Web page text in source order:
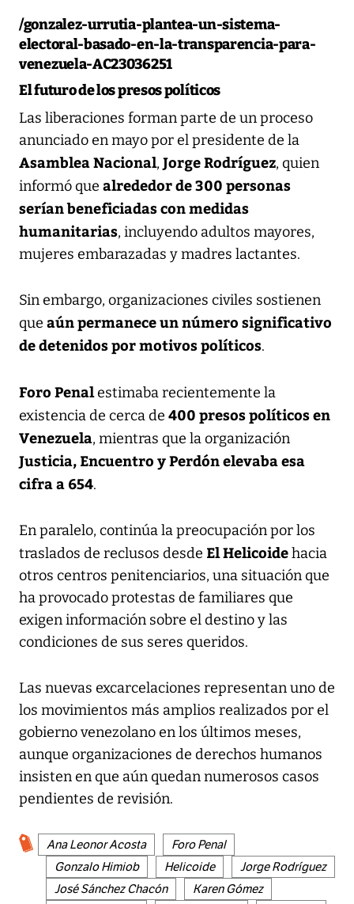
/gonzalez-urrutia-plantea-un-sistema-
electoral-basado-en-la-transparencia-para-
venezuela-AC23036251
El futuro de los presos políticos
Las liberaciones forman parte de un proceso
anunciado en mayo por el presidente de la
Asamblea Nacional, Jorge Rodríguez, quien
informó que alrededor de 300 personas
serían beneficiadas con medidas
humanitarias, incluyendo adultos mayores,
mujeres embarazadas y madres lactantes.
Sin embargo, organizaciones civiles sostienen
que aún permanece un número significativo
de detenidos por motivos políticos.
Foro Penalestimaba recientemente la
existencia de cerca de 400 presos políticos en
Venezuela, mientras que la organización
Justicia, Encuentro y Perdón elevaba esa
cifra a 654.
En paralelo, continúa la preocupación por los
traslados de reclusos desde El Helicoidehacia
otros centros penitenciarios, una situación que
ha provocado protestas de familiares que
exigen información sobre el destino y las
condiciones de sus seres queridos.
Las nuevas excarcelaciones representan uno de
los movimientos más amplios realizados por el
gobierno venezolano en los últimos meses,
aunque organizaciones de derechos humanos
insisten en que aún quedan numerosos casos
pendientes de revisión.
Ana Leonor Acosta
Foro Penal
Gonzalo Himiob
Helicoide
Jorge Rodríguez
José Sánchez Chacón
Karen Gómez